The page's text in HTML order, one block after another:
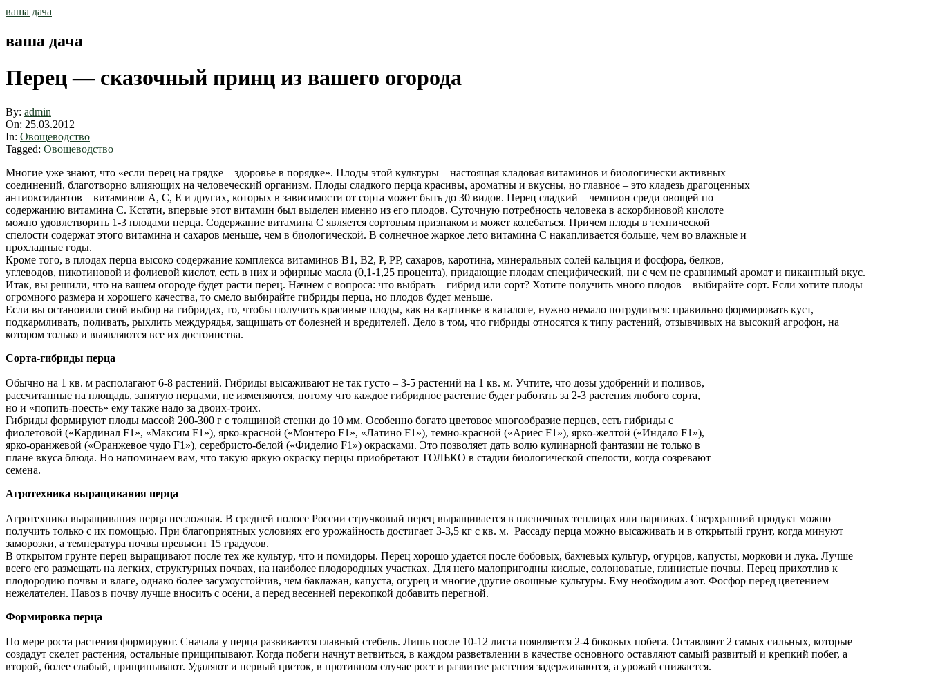
Skip
ваша дача
ваша дача
Перец — сказочный принц из вашего огорода
By: admin
On: 25.03.2012
In: Овощеводство
Tagged: Овощеводство
Многие уже знают, что «если перец на грядке – здоровье в порядке». Плоды этой культуры – настоящая кладовая витаминов и биологически активных
соединений, благотворно влияющих на человеческий организм. Плоды сладкого перца красивы, ароматны и вкусны, но главное – это кладезь драгоценных
антиоксидантов – витаминов А, С, Е и других, которых в зависимости от сорта может быть до 30 видов. Перец сладкий – чемпион среди овощей по
содержанию витамина С. Кстати, впервые этот витамин был выделен именно из его плодов. Суточную потребность человека в аскорбиновой кислоте
можно удовлетворить 1-3 плодами перца. Содержание витамина С является сортовым признаком и может колебаться. Причем плоды в технической
спелости содержат этого витамина и сахаров меньше, чем в биологической. В солнечное жаркое лето витамина С накапливается больше, чем во влажные и
прохладные годы.
Кроме того, в плодах перца высоко содержание комплекса витаминов В1, В2, Р, РР, сахаров, каротина, минеральных солей кальция и фосфора, белков,
углеводов, никотиновой и фолиевой кислот, есть в них и эфирные масла (0,1-1,25 процента), придающие плодам специфический, ни с чем не сравнимый аромат и пикантный вкус.
Итак, вы решили, что на вашем огороде будет расти перец. Начнем с вопроса: что выбрать – гибрид или сорт? Хотите получить много плодов – выбирайте сорт. Если хотите плоды
огромного размера и хорошего качества, то смело выбирайте гибриды перца, но плодов будет меньше.
Если вы остановили свой выбор на гибридах, то, чтобы получить красивые плоды, как на картинке в каталоге, нужно немало потрудиться: правильно формировать куст,
подкармливать, поливать, рыхлить междурядья, защищать от болезней и вредителей. Дело в том, что гибриды относятся к типу растений, отзывчивых на высокий агрофон, на
котором только и выявляются все их достоинства.
Сорта-гибриды перца
Обычно на 1 кв. м располагают 6-8 растений. Гибриды высаживают не так густо – 3-5 растений на 1 кв. м. Учтите, что дозы удобрений и поливов,
рассчитанные на площадь, занятую перцами, не изменяются, потому что каждое гибридное растение будет работать за 2-3 растения любого сорта,
но и «попить-поесть» ему также надо за двоих-троих.
Гибриды формируют плоды массой 200-300 г с толщиной стенки до 10 мм. Особенно богато цветовое многообразие перцев, есть гибриды с
фиолетовой («Кардинал F1», «Максим F1»), ярко-красной («Монтеро F1», «Латино F1»), темно-красной («Ариес F1»), ярко-желтой («Индало F1»),
ярко-оранжевой («Оранжевое чудо F1»), серебристо-белой («Фиделио F1») окрасками. Это позволяет дать волю кулинарной фантазии не только в
плане вкуса блюда. Но напоминаем вам, что такую яркую окраску перцы приобретают ТОЛЬКО в стадии биологической спелости, когда созревают
семена.
Агротехника выращивания перца
Агротехника выращивания перца несложная. В средней полосе России стручковый перец выращивается в пленочных теплицах или парниках. Сверхранний продукт можно
получить только с их помощью. При благоприятных условиях его урожайность достигает 3-3,5 кг с кв. м. Рассаду перца можно высаживать и в открытый грунт, когда минуют
заморозки, а температура почвы превысит 15 градусов.
В открытом грунте перец выращивают после тех же культур, что и помидоры. Перец хорошо удается после бобовых, бахчевых культур, огурцов, капусты, моркови и лука. Лучше
всего его размещать на легких, структурных почвах, на наиболее плодородных участках. Для него малопригодны кислые, солоноватые, глинистые почвы. Перец прихотлив к
плодородию почвы и влаге, однако более засухоустойчив, чем баклажан, капуста, огурец и многие другие овощные культуры. Ему необходим азот. Фосфор перед цветением
нежелателен. Навоз в почву лучше вносить с осени, а перед весенней перекопкой добавить перегной.
Формировка перца
По мере роста растения формируют. Сначала у перца развивается главный стебель. Лишь после 10-12 листа появляется 2-4 боковых побега. Оставляют 2 самых сильных, которые
создадут скелет растения, остальные прищипывают. Когда побеги начнут ветвиться, в каждом разветвлении в качестве основного оставляют самый развитый и крепкий побег, а
второй, более слабый, прищипывают. Удаляют и первый цветок, в противном случае рост и развитие растения задерживаются, а урожай снижается.